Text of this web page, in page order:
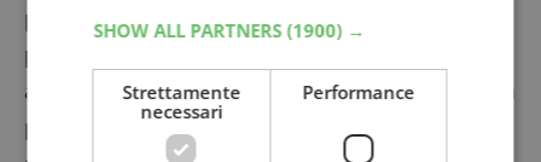
punti del valore dicirca 30 euro per la
partecipazione
altrettanti punti del valore di circa 30 euro per la
partecipazione con il computer. In totale, potrai
SHOW ALL PARTNERS(1900) →
Strettamente
necessari
Performance